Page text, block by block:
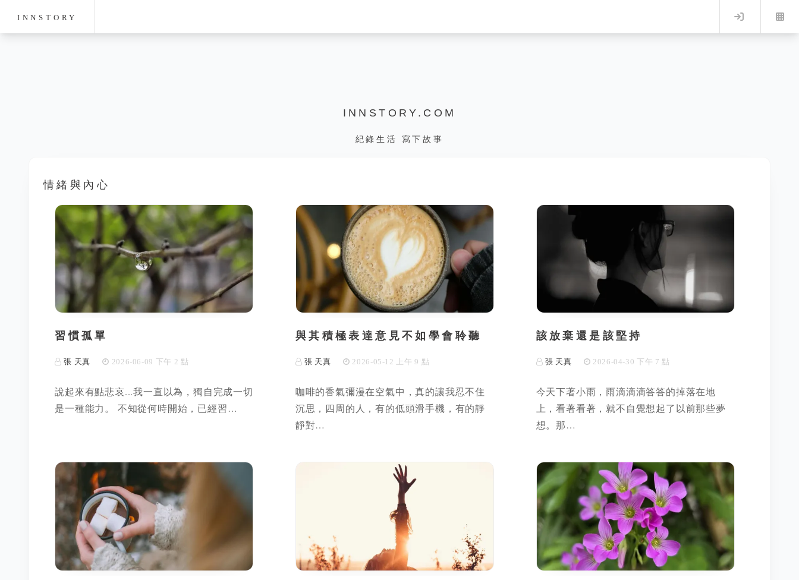
INNSTORY Log in
INNSTORY.COM
紀錄生活 寫下故事
情緒與內心
習慣孤單
張 天真 2026-06-09 下午 2 點
說起來有點悲哀...我一直以為，獨自完成一切
是一種能力。 不知從何時開始，已經習…
與其積極表達意見不如學會聆聽
張 天真 2026-05-12 上午 9 點
咖啡的香氣彌漫在空氣中，真的讓我忍不住
沉思，四周的人，有的低頭滑手機，有的靜
靜對…
該放棄還是該堅持
張 天真 2026-04-30 下午 7 點
今天下著小雨，雨滴滴滴答答的掉落在地
上，看著看著，就不自覺想起了以前那些夢
想。那…